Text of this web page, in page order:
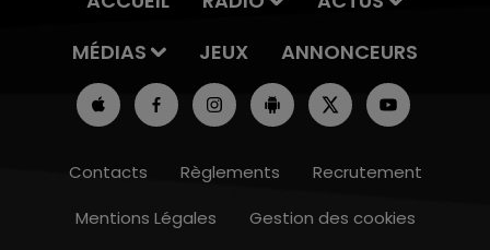
MÉDIAS
JEUX ANNONCEURS
Contacts Règlements
Recrutement
Mentions Légales
Gestion des cookies